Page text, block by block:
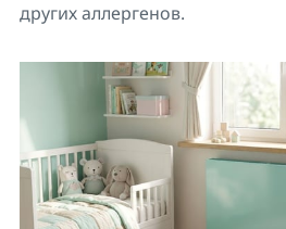
других аллергенов.